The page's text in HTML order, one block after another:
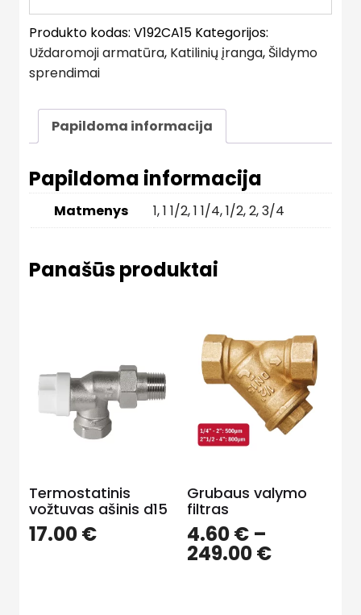
Produkto kodas: V192CA15 Kategorijos:
Uždaromoji armatūra, Katilinių įranga, Šildymo
sprendimai
Papildoma informacija
Papildoma informacija
Matmenys 1,1 1/2,1 1/4,1/2,2,3/4
Panašūs produktai
Termostatinis
vožtuvas ašinis d15
17.00€
Grubaus valymo
filtras
4.60€ –
249.00€Price